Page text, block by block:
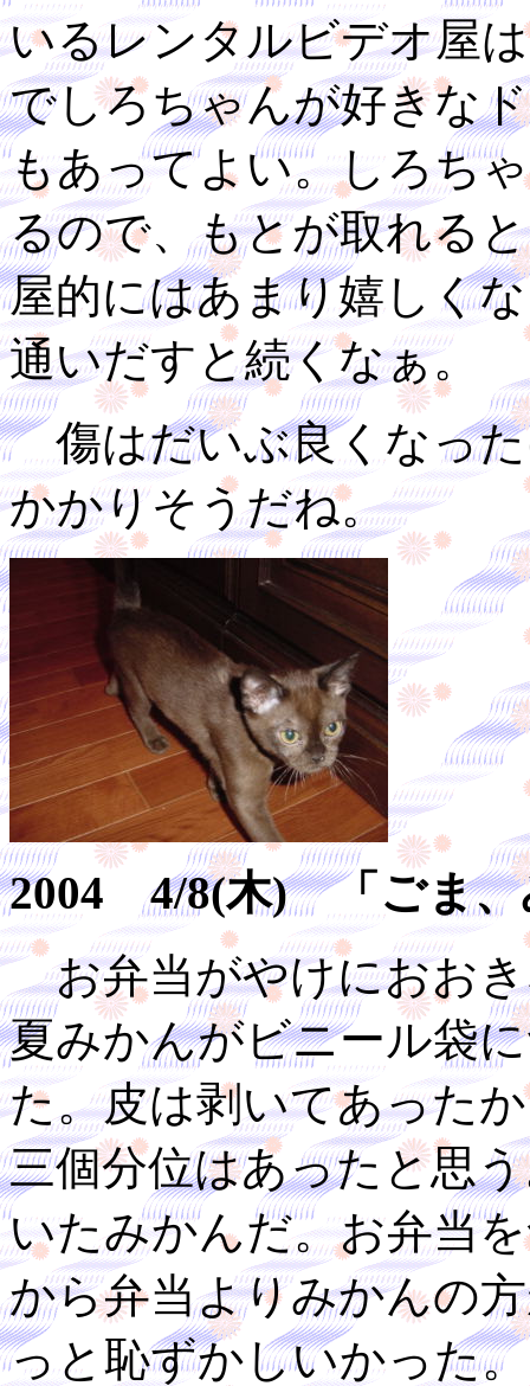
いるレンタルビデオ屋
でしろちゃんが好きな
もあってよい。しろち
るので、もとが取れる
屋的にはあまり嬉しく
通いだすと続くなぁ。
傷はだいぶ良くなった
かかりそうだね。
2004 4/8(木) 「ごま、
お弁当がやけにおおき
夏みかんがビニール袋
た。皮は剥いてあった
三個分位はあったと思
いたみかんだ。お弁当
から弁当よりみかんの
っと恥ずかしいかった